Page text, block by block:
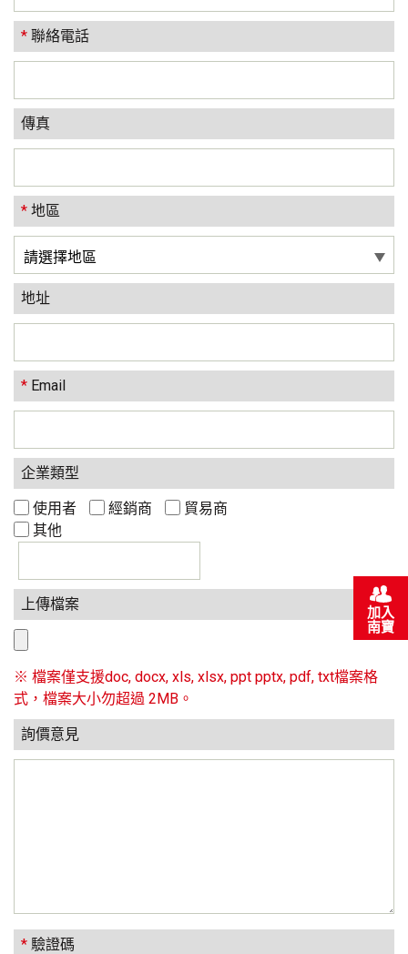
* 聯絡電話
傳真
* 地區
地址
* Email
企業類型
使用者 經銷商
貿易商
其他
上傳檔案
※ 檔案僅支援doc, docx, xls, xlsx, ppt pptx, pdf, txt檔案格
式，檔案大小勿超過 2MB。
詢價意見
* 驗證碼
加入
南寶